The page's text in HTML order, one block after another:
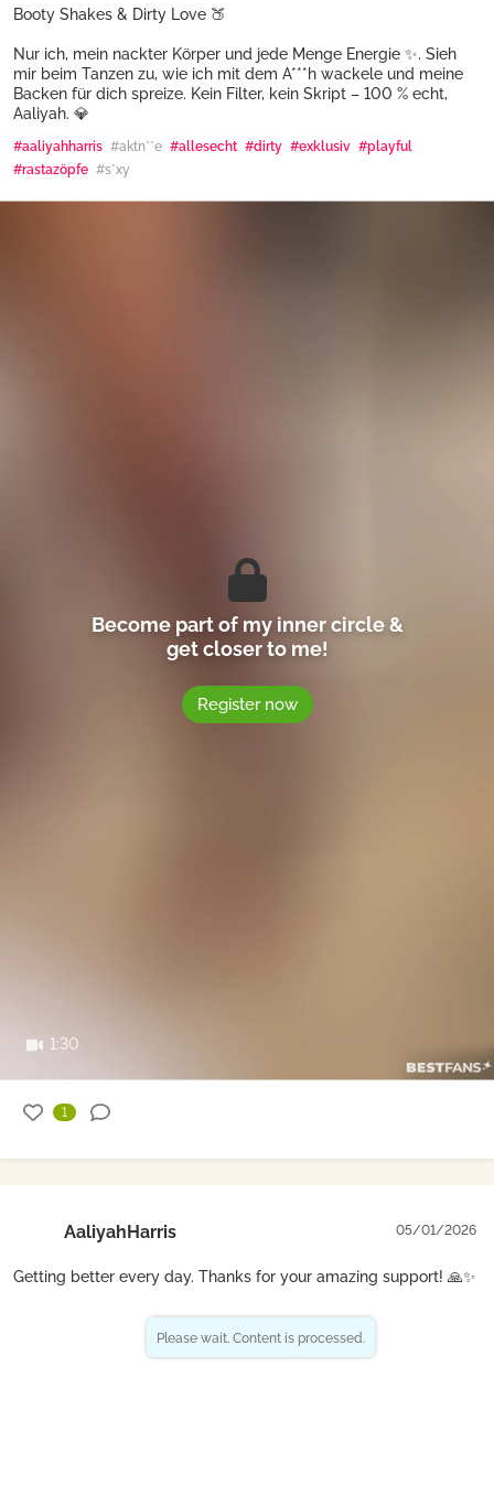
Booty Shakes & Dirty Love 🍑
Nur ich, mein nackter Körper und jede Menge Energie ✨. Sieh
mir beim Tanzen zu, wie ich mit dem A***h wackele und meine
Backen für dich spreize. Kein Filter, kein Skript – 100 % echt,
Aaliyah. 💎
#aaliyahharris #aktn**e #allesecht #dirty #exklusiv #playful
#rastazöpfe #s*xy
1:30
Become part of my inner circle &
get closer to me!
Register now
1
AaliyahHarris 05/01/2026
Getting better every day. Thanks for your amazing support! 🙏✨